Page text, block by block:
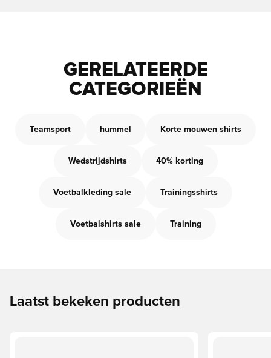
GERELATEERDE
CATEGORIEËN
Teamsport hummel Korte mouwen shirts
Wedstrijdshirts 40% korting
Voetbalkleding sale Trainingsshirts
Voetbalshirts sale Training
Laatst bekeken producten